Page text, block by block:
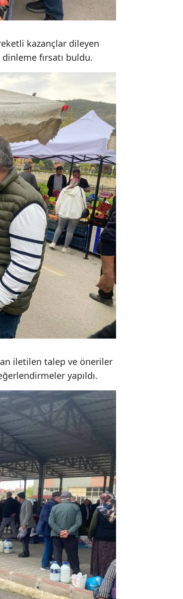
Malatya
Kahramanmaraş
Mardin
Muş
Nevşehir
Niğde
Ordu
Rize
Sakarya
Samsun
Siirt
Sinop
Sivas
Tekirdağ
Tokat
Trabzon
Tunceli
Şanlıurfa
Uşak
Yozgat
Zonguldak
Aksaray
Bayburt
Karaman
Kırıkkale
Batman
kazançlar dileyen
dinleme fırsatı buldu.
iletilen talep ve öneriler
yapıldı.